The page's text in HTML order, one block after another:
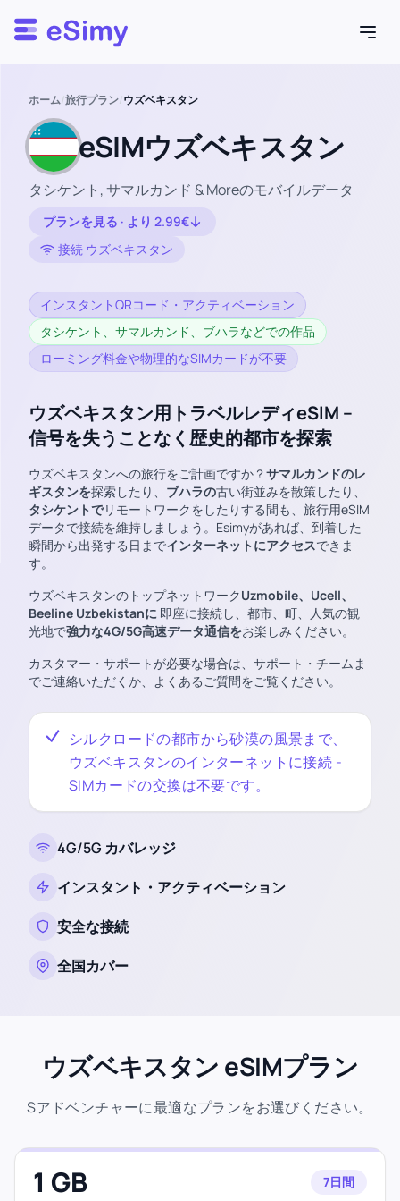
Esimy
ホーム/旅行プラン/ウズベキスタン
eSIMウズベキスタン
タシケント, サマルカンド & Moreのモバイルデータ
プランを見る · より 2.99€
接続 ウズベキスタン
インスタントQRコード・アクティベーション
タシケント、サマルカンド、ブハラなどでの作品
ローミング料金や物理的なSIMカードが不要
ウズベキスタン用トラベルレディeSIM –
信号を失うことなく歴史的都市を探索
ウズベキスタンへの旅行をご計画ですか？サマルカンドのレ
ギスタンを探索したり、 ブハラの古い街並みを散策したり、
タシケントでリモートワークをしたりする間も、旅行用eSIM
データで接続を維持しましょう。Esimyがあれば、到着した
瞬間から出発する日までインターネットにアクセスできま
す。
ウズベキスタンのトップネットワークUzmobile、Ucell、
Beeline Uzbekistanに 即座に接続し、都市、町、人気の観
光地で強力な4G/5G高速データ通信をお楽しみください。
カスタマー・サポートが必要な場合は、サポート・チームま
でご連絡いただくか、よくあるご質問をご覧ください。
シルクロードの都市から砂漠の風景まで、
ウズベキスタンのインターネットに接続 -
SIMカードの交換は不要です。
4G/5G カバレッジ
インスタント・アクティベーション
安全な接続
全国カバー
ウズベキスタン eSIMプラン
Sアドベンチャーに最適なプランをお選びください。
1 GB 7日間